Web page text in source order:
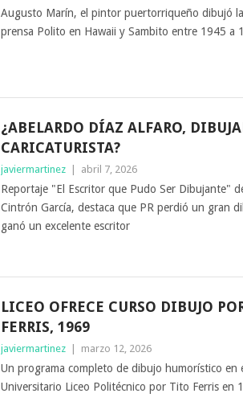
Augusto Marín, el pintor puertorriqueño dibujó
prensa Polito en Hawaii y Sambito entre 1945 a
¿ABELARDO DÍAZ ALFARO,
CARICATURISTA?
javiermartinez | abril 7, 2026
Reportaje "El Escritor que Pudo Ser Dibujante"
Cintrón García, destaca que PR perdió un gran
ganó un excelente escritor
LICEO OFRECE CURSO DIBUJO
FERRIS, 1969
javiermartinez | marzo 12, 2026
Un programa completo de dibujo humorístico en
Universitario Liceo Politécnico por Tito Ferris en